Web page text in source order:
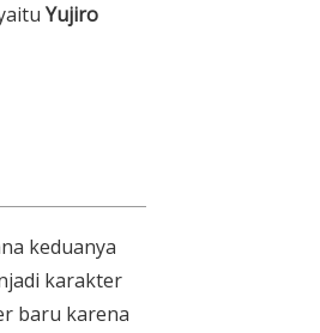
Yujiro
keduanya
karakter
baru karena